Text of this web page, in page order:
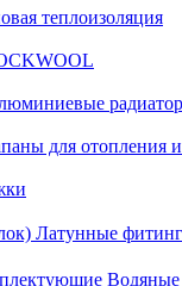
теплоизоляция
для отопления
Латунные
Водяные